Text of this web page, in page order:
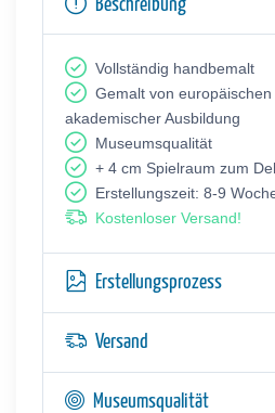
Beschreibung
Vollständig handbemalt
Gemalt von
akademischer Ausbildung
Museumsqualität
+ 4 cm Spielraum zum
Erstellungszeit: 8-9
Kostenloser Versand!
Erstellungsprozess
Versand
Museumsqualität